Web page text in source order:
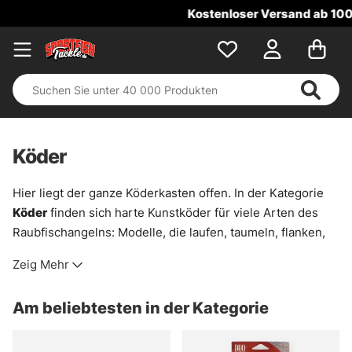
Kostenloser Versand ab 100 €!
Köder
Hier liegt der ganze Köderkasten offen. In der Kategorie
Köder finden sich harte Kunstköder für viele Arten des
Raubfischangelns: Modelle, die laufen, taumeln, flanken,
Genau das macht sie so brauchbar. Mal für träge Fische in
Schilfränder oder freies Wasser.
Zeig Mehr
Am beliebtesten in der Kategorie